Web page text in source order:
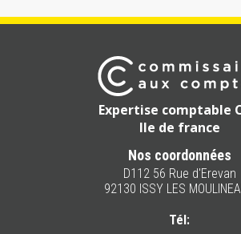
Expertise comptable
Ile de france
Nos coordonnées
D112 56 Rue d'Erevan
92130 ISSY LES
Tél: